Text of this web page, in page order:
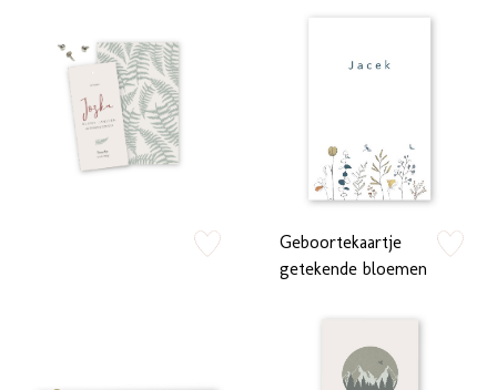
Geboortekaartje
getekende bloemen